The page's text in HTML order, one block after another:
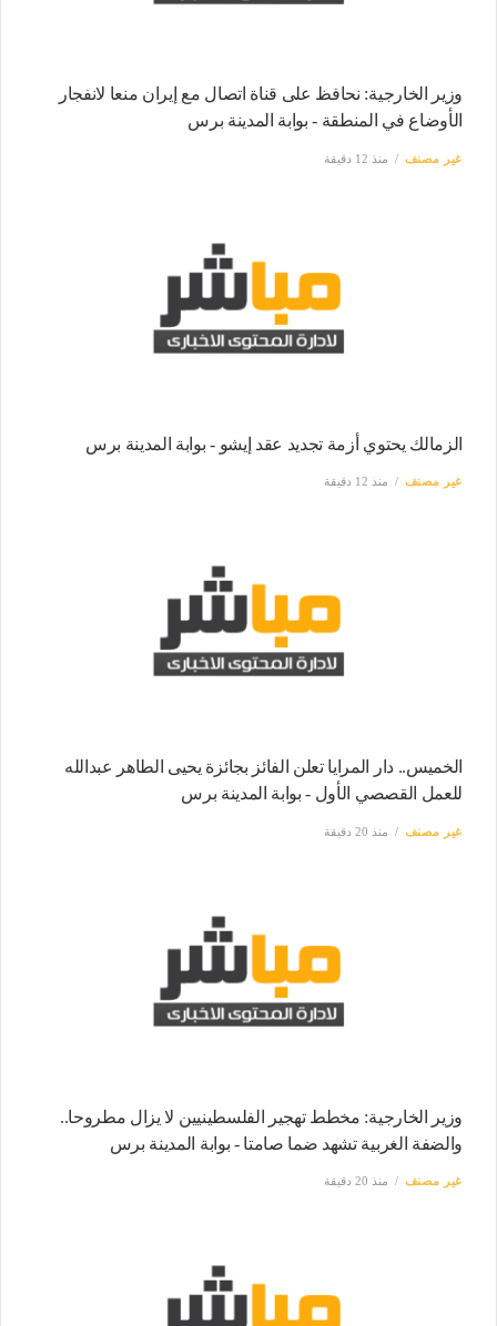
وزير الخارجية: نحافظ على قناة اتصال مع إيران منعا لانفجار
الأوضاع في المنطقة - بوابة المدينة برس
غير مصنف منذ 12 دقيقة
الزمالك يحتوي أزمة تجديد عقد إيشو - بوابة المدينة برس
غير مصنف منذ 12 دقيقة
الخميس.. دار المرايا تعلن الفائز بجائزة يحيى الطاهر عبدالله
للعمل القصصي الأول - بوابة المدينة برس
غير مصنف منذ 20 دقيقة
وزير الخارجية: مخطط تهجير الفلسطينيين لا يزال مطروحا..
والضفة الغربية تشهد ضما صامتا - بوابة المدينة برس
غير مصنف منذ 20 دقيقة